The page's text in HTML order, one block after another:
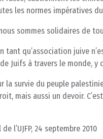
les normes impératives
sommes solidaires de
tant qu’association juive
Juifs à travers le monde, y
la survie du peuple
mais aussi un devoir.
l’UJFP, 24 septembre 2010